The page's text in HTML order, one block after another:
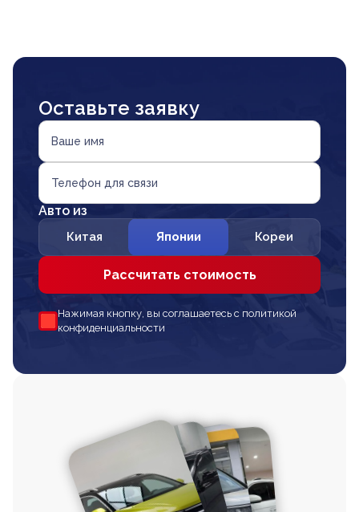
Оставьте заявку
Ваше имя
Телефон для связи
Авто из
Китая Японии Кореи
Рассчитать стоимость
Нажимая кнопку, вы соглашаетесь с политикой
конфиденциальности